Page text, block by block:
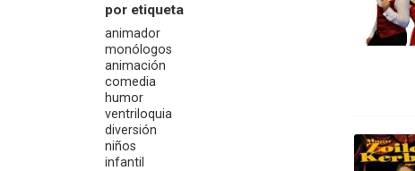
por etiqueta
animador
monólogos
animación
comedia
humor
ventriloquia
diversión
niños
infantil